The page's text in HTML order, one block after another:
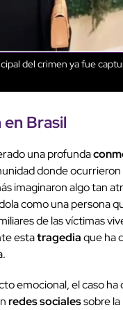
del crimen ya fue
Brasil
una profunda
donde
imaginaron algo tan
como una persona
de las víctimas
estatragediaque ha
emocional, el caso ha
redes socialessobre